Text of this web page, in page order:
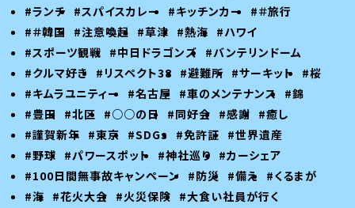
#ランチ #スパイスカレー #キッチンカー
#＃旅行
#＃韓国
#注意喚起 #草津 #熱海 #ハワイ
#スポーツ観戦 #中日ドラゴンズ #バンテリンドーム
#クルマ好き
#リスペクト38 #避難所 #サーキット
#桜
#キムラユニティー
#名古屋 #車のメンテナンス
#錦
#豊田
#北区 #○○の日 #同好会 #感謝 #癒し
#謹賀新年 #東京 #SDGs #免許証 #世界遺産
#野球 #パワースポット #神社巡り #カーシェア
#100日間無事故キャンペーン
#防災 #備え
#くるまが
#海 #花火大会 #火災保険 #大食い社員が行く